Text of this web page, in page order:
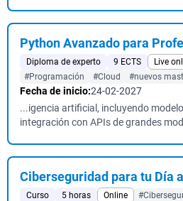
Python Avanzado para
Diploma de experto 9 ECTS
Live
#Programación
#Cloud #nuevos
Fecha de inicio:24-02-2027
...igencia artificial, incluyendo
integración con APIs de grandes
Ciberseguridad para tu Día
Curso 5 horas Online